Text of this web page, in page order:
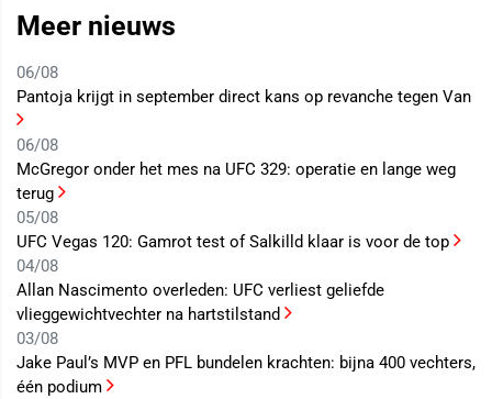
Meer nieuws
06/08
Pantoja krijgt in september direct kans op revanche tegen Van
06/08
McGregor onder het mes na UFC 329: operatie en lange weg
terug
05/08
UFC Vegas 120: Gamrot test of Salkilld klaar is voor de top
04/08
Allan Nascimento overleden: UFC verliest geliefde
vlieggewichtvechter na hartstilstand
03/08
Jake Paul’s MVP en PFL bundelen krachten: bijna 400 vechters,
één podium